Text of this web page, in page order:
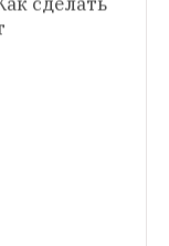
и можно
от